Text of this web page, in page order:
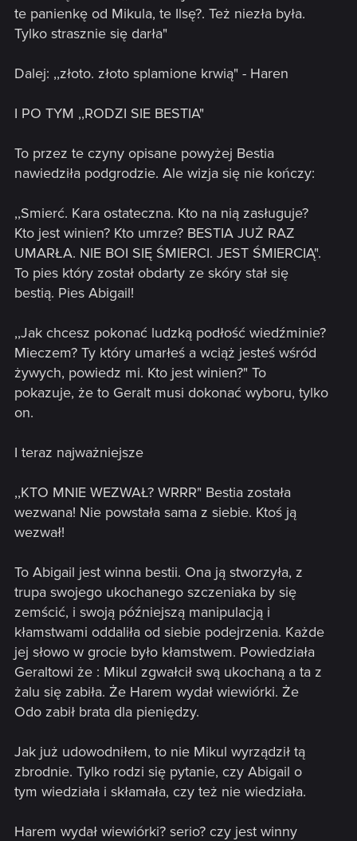
te panienkę od Mikula, te Ilsę?. Też niezła była.
Tylko strasznie się darła"
Dalej: ,,złoto. złoto splamione krwią" - Haren
I PO TYM ,,RODZI SIE BESTIA"
To przez te czyny opisane powyżej Bestia
nawiedziła podgrodzie. Ale wizja się nie kończy:
,,Smierć. Kara ostateczna. Kto na nią zasługuje?
Kto jest winien? Kto umrze? BESTIA JUŻ RAZ
UMARŁA. NIE BOI SIĘ ŚMIERCI. JEST ŚMIERCIĄ".
To pies który został obdarty ze skóry stał się
bestią. Pies Abigail!
,,Jak chcesz pokonać ludzką podłość wiedźminie?
Mieczem? Ty który umarłeś a wciąż jesteś wśród
żywych, powiedz mi. Kto jest winien?" To
pokazuje, że to Geralt musi dokonać wyboru, tylko
on.
I teraz najważniejsze
,,KTO MNIE WEZWAŁ? WRRR" Bestia została
wezwana! Nie powstała sama z siebie. Ktoś ją
wezwał!
To Abigail jest winna bestii. Ona ją stworzyła, z
trupa swojego ukochanego szczeniaka by się
zemścić, i swoją późniejszą manipulacją i
kłamstwami oddaliła od siebie podejrzenia. Każde
jej słowo w grocie było kłamstwem. Powiedziała
Geraltowi że : Mikul zgwałcił swą ukochaną a ta z
żalu się zabiła. Że Harem wydał wiewiórki. Że
Odo zabił brata dla pieniędzy.
Jak już udowodniłem, to nie Mikul wyrządził tą
zbrodnie. Tylko rodzi się pytanie, czy Abigail o
tym wiedziała i skłamała, czy też nie wiedziała.
Harem wydał wiewiórki? serio? czy jest winny